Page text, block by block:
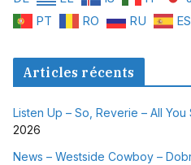
PT
RO RU ES
Articles récents
Listen Up – So, Reverie – All You
2026
News – Westside Cowboy –